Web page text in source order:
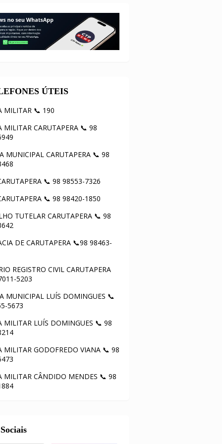
ÚTEIS
MILITAR 📞 190
MILITAR CARUTAPERA 📞 98
MUNICIPAL CARUTAPERA 📞 98
📞 98 98553-7326
📞 98 98420-1850
TUTELAR CARUTAPERA 📞 98
DE CARUTAPERA 📞98 98463-
REGISTRO CIVIL CARUTAPERA
5203
MUNICIPAL LUÍS DOMINGUES 📞
5673
MILITAR LUÍS DOMINGUES 📞 98
MILITAR GODOFREDO VIANA 📞 98
MILITAR CÂNDIDO MENDES 📞 98